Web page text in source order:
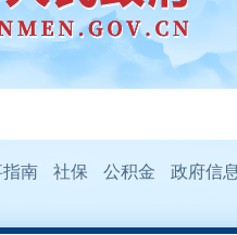
指南 社保 公积金 政府信